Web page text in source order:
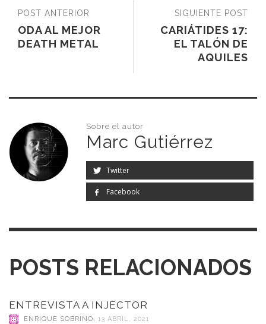
SIGUIENTE POST
CARIÁTIDES 17:
EL TALÓN DE
AQUILES
POST ANTERIOR
ODA AL MEJOR
DEATH METAL
Sobre el autor
Marc Gutiérrez
Twitter
Facebook
POSTS RELACIONADOS
ENTREVISTA A INJECTOR
ENRIQUE SOBRINO, 13 ABRIL, 2021